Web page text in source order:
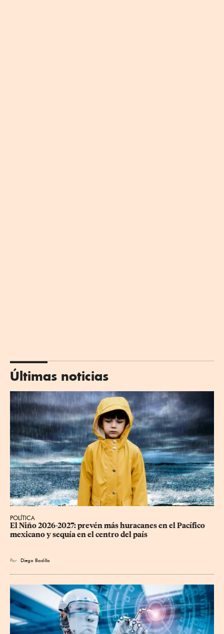
Últimas noticias
POLÍTICA
El Niño 2026-2027: prevén más huracanes en el Pacífico
mexicano y sequía en el centro del país
Por Diego Badillo